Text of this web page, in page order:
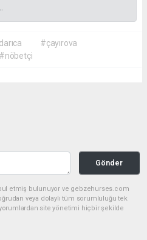
#çayırova
#nöbetçi
Gönder
etmiş bulunuyor ve gebzehurses.com
veya dolaylı tüm sorumluluğu tek
site yönetimi hiçbir şekilde